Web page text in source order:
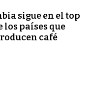
sigue en el top
los países que
café